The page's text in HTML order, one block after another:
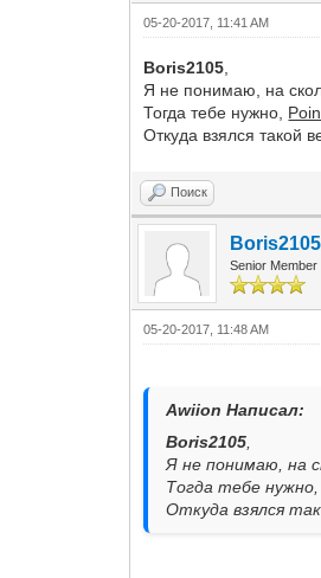
05-20-2017, 11:41 AM
Boris2105
Я не понимаю, на
Тогда тебе нужно,
Откуда взялся такой
Поиск
Boris2105
Senior Member
05-20-2017, 11:48 AM
Awiion Написал:
Boris2105
Я не понимаю, на
Тогда тебе
Откуда взялся